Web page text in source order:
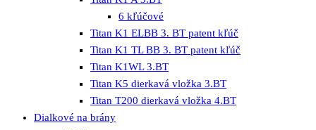
6 kľúčové
Titan K1 ELBB 3. BT patent kľúč
Titan K1 TL BB 3. BT patent kľúč
Titan K1WL 3.BT
Titan K5 dierkavá vložka 3.BT
Titan T200 dierkavá vložka 4.BT
Dialkové na brány